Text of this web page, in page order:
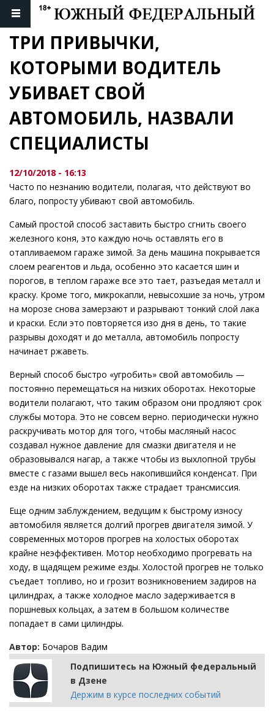
ТРИ ПРИВЫЧКИ,
КОТОРЫМИ ВОДИТЕЛЬ
УБИВАЕТ СВОЙ
АВТОМОБИЛЬ, НАЗВАЛИ
СПЕЦИАЛИСТЫ
12/10/2018 - 16:13
Часто по незнанию водители, полагая, что действуют во
благо, попросту убивают свой автомобиль.
Самый простой способ заставить быстро сгнить своего
железного коня, это каждую ночь оставлять его в
отапливаемом гараже зимой. За день машина покрывается
слоем реагентов и льда, особенно это касается шин и
порогов, в теплом гараже все это тает, разъедая металл и
краску. Кроме того, микрокапли, невысохшие за ночь, утром
на морозе снова замерзают и разрывают тонкий слой лака
и краски. Если это повторяется изо дня в день, то такие
разрывы доходят и до металла, автомобиль попросту
начинает ржаветь.
Верный способ быстро «угробить» свой автомобиль —
постоянно перемещаться на низких оборотах. Некоторые
водители полагают, что таким образом они продляют срок
службы мотора. Это не совсем верно. периодически нужно
раскручивать мотор для того, чтобы масляный насос
создавал нужное давление для смазки двигателя и не
образовывался нагар, а также чтобы из выхлопной трубы
вместе с газами вышел весь накопившийся конденсат. При
езде на низких оборотах также страдает трансмиссия.
Еще одним заблуждением, ведущим к быстрому износу
автомобиля является долгий прогрев двигателя зимой. У
современных моторов прогрев на холостых оборотах
крайне неэффективен. Мотор необходимо прогревать на
ходу, в щадящем режиме езды. Холостой прогрев не только
съедает топливо, но и грозит возникновением задиров на
цилиндрах, а также холодное масло задерживается в
поршневых кольцах, а затем в большом количестве
попадает в сами цилиндры.
Автор: Бочаров Вадим
Подпишитесь на Южный федеральный
в Дзене
Держим в курсе последних событий